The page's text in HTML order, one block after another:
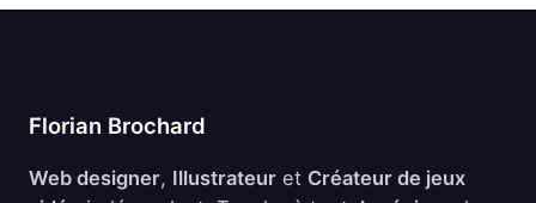
Florian Brochard
Web designer, Illustrateur et Créateur de jeux